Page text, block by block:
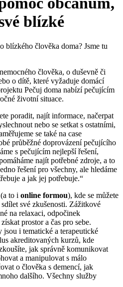
blízké
blízkého člověka doma? Jsme tu
člověka, o duševně či
o dítě, které vyžaduje domácí
Pečuj doma nabízí pečujícím
životní situace.
poradit, najít informace, načerpat
nebo se setkat s ostatními,
se také na case
průběžné doprovázení pečujícího
s pečujícím nejlepší řešení,
najít potřebné zdroje, a to
řešení pro všechny, ale hledáme
a jak jej potřebuje.“
(a to i online formou), kde se můžete
své zkušenosti. Zážitkové
na relaxaci, odpočinek
prostor a čas pro sebe.
i tematické a terapeutické
akreditovaných kurzů, kde
jak správně komunikovat
a manipulovat s málo
o člověka s demencí, jak
dalšího. Všechny služby